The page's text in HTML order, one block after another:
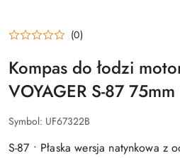
(0)
Kompas do łodzi
VOYAGER S-87
Symbol: UF67322B
S-87 • Płaska wersja natynkowa z